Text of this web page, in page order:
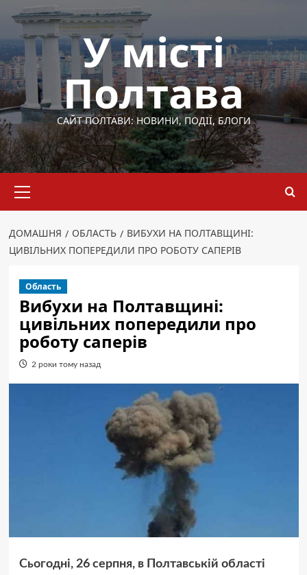
Перейти
вмісту
У місті
Полтава
САЙТ ПОЛТАВИ: НОВИНИ, ПОДІЇ, БЛОГИ
меню
ДОМАШНЯ ОБЛАСТЬ
ВИБУХИ НА ПОЛТАВЩИНІ:
ЦИВІЛЬНИХ ПОПЕРЕДИЛИ ПРО РОБОТУ САПЕРІВ
Область
Вибухи на Полтавщині:
цивільних попередили про
роботу саперів
2 роки тому назад
Сьогодні, 26 серпня, в Полтавській області